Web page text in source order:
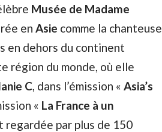
Musée de Madame
en Asie comme la chanteuse
en dehors du continent
région du monde, où elle
C, dans l’émission « Asia’s
« La France à un
regardée par plus de 150